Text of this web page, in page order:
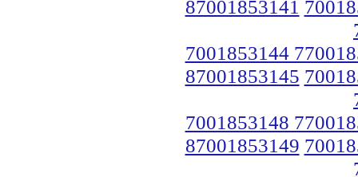
87001853141
7001853144
87001853145
7001853148
87001853149